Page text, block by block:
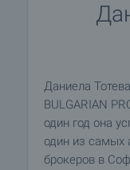
Даниела
BULGARIAN
один год она
один из самых
брокеров в